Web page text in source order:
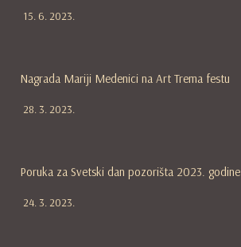
15. 6. 2023.
Nagrada Mariji Medenici na Art Trema festu
28. 3. 2023.
Poruka za Svetski dan pozorišta 2023. godine
24. 3. 2023.